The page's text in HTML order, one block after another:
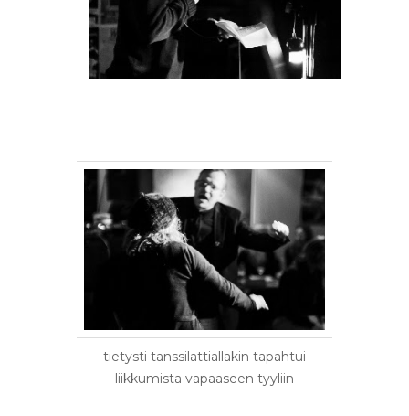
tietysti tanssilattiallakin tapahtui
liikkumista vapaaseen tyyliin